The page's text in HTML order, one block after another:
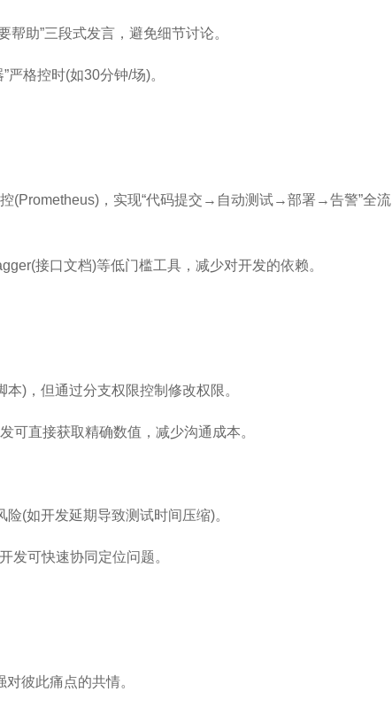
助”三段式发言，避免细节讨论。
格控时(如30分钟/场)。
(Prometheus)，实现“代码提交→自动测试→部署→告警”全流
接口文档)等低门槛工具，减少对开发的依赖。
)，但通过分支权限控制修改权限。
可直接获取精确数值，减少沟通成本。
(如开发延期导致测试时间压缩)。
发可快速协同定位问题。
彼此痛点的共情。